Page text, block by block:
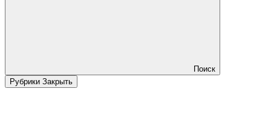
Поиск
Рубрики Закрыть